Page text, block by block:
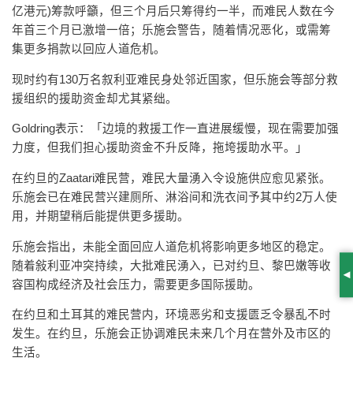
亿港元)筹款呼籲，但三个月后只筹得约一半，而难民人数在今
年首三个月已激增一倍；乐施会警告，随着情况恶化，或需筹
集更多捐款以回应人道危机。
现时约有130万名叙利亚难民身处邻近国家，但乐施会等部分救
援组织的援助资金却尤其紧绌。
Goldring表示：「边境的救援工作一直进展缓慢，现在需要加强
力度，但我们担心援助资金不升反降，拖垮援助水平。」
在约旦的Zaatari难民营，难民大量湧入令设施供应愈见紧张。
乐施会已在难民营兴建厕所、淋浴间和洗衣间予其中约2万人使
用，并期望稍后能提供更多援助。
乐施会指出，未能全面回应人道危机将影响更多地区的稳定。
随着敍利亚冲突持续，大批难民湧入，已对约旦、黎巴嫩等收
容国构成经济及社会压力，需要更多国际援助。
在约旦和土耳其的难民营内，环境恶劣和支援匮乏令暴乱不时
发生。在约旦，乐施会正协调难民未来几个月在营外及市区的
生活。